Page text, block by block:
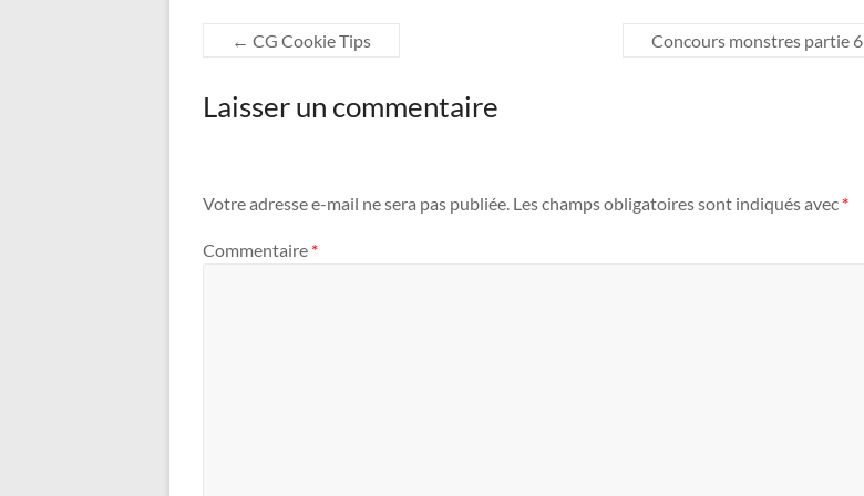
← CG Cookie Tips Concours monstres partie 6
Laisser un commentaire
Votre adresse e-mail ne sera pas publiée. Les champs obligatoires sont indiqués avec *
Commentaire *